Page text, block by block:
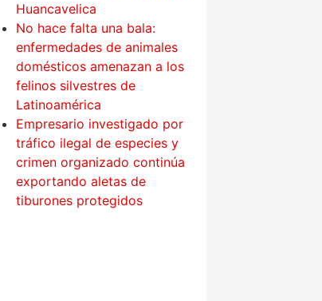
Huancavelica
No hace falta una bala:
enfermedades de animales
domésticos amenazan a los
felinos silvestres de
Latinoamérica
Empresario investigado por
tráfico ilegal de especies y
crimen organizado continúa
exportando aletas de
tiburones protegidos